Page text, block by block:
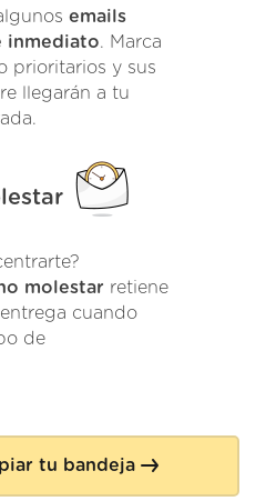
emails
inmediato. Marca
prioritarios y sus
llegarán a tu
molestar retiene
cuando
de
tu bandeja